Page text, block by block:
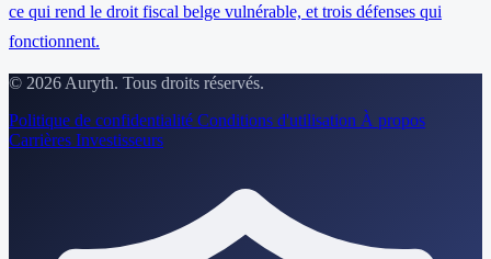
ce qui rend le droit fiscal belge vulnérable, et trois défenses qui
fonctionnent.
© 2026 Auryth. Tous droits réservés.
Politique de confidentialité Conditions d'utilisation À propos
Carrières Investisseurs